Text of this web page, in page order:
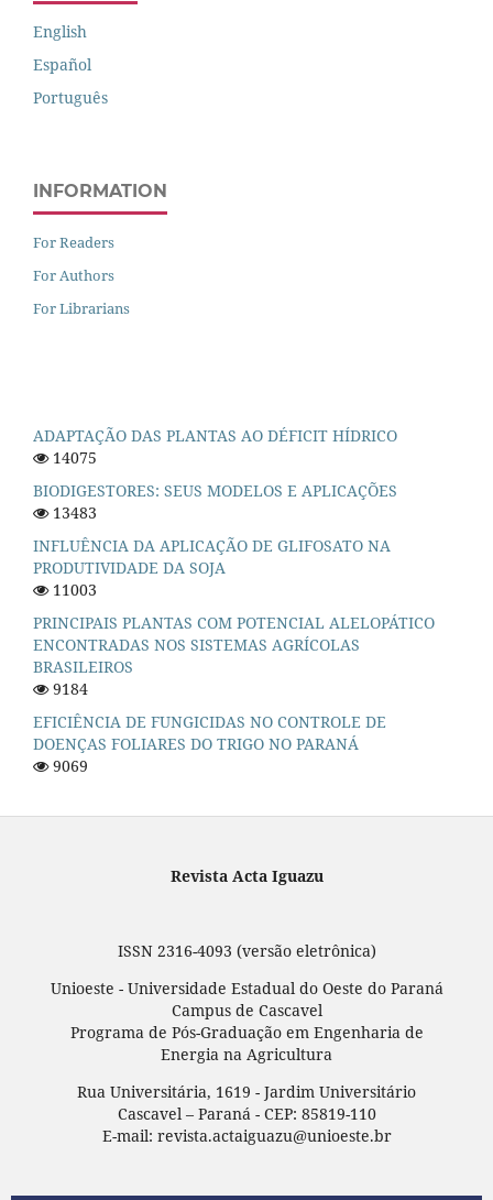
English
Español
Português
INFORMATION
For Readers
For Authors
For Librarians
ADAPTAÇÃO DAS PLANTAS AO DÉFICIT HÍDRICO
14075
BIODIGESTORES: SEUS MODELOS E APLICAÇÕES
13483
INFLUÊNCIA DA APLICAÇÃO DE GLIFOSATO NA
PRODUTIVIDADE DA SOJA
11003
PRINCIPAIS PLANTAS COM POTENCIAL ALELOPÁTICO
ENCONTRADAS NOS SISTEMAS AGRÍCOLAS
BRASILEIROS
9184
EFICIÊNCIA DE FUNGICIDAS NO CONTROLE DE
DOENÇAS FOLIARES DO TRIGO NO PARANÁ
9069
Revista Acta Iguazu
ISSN 2316-4093 (versão eletrônica)
Unioeste - Universidade Estadual do Oeste do Paraná
Campus de Cascavel
Programa de Pós-Graduação em Engenharia de
Energia na Agricultura
Rua Universitária, 1619 - Jardim Universitário
Cascavel – Paraná - CEP: 85819-110
E-mail: revista.actaiguazu@unioeste.br